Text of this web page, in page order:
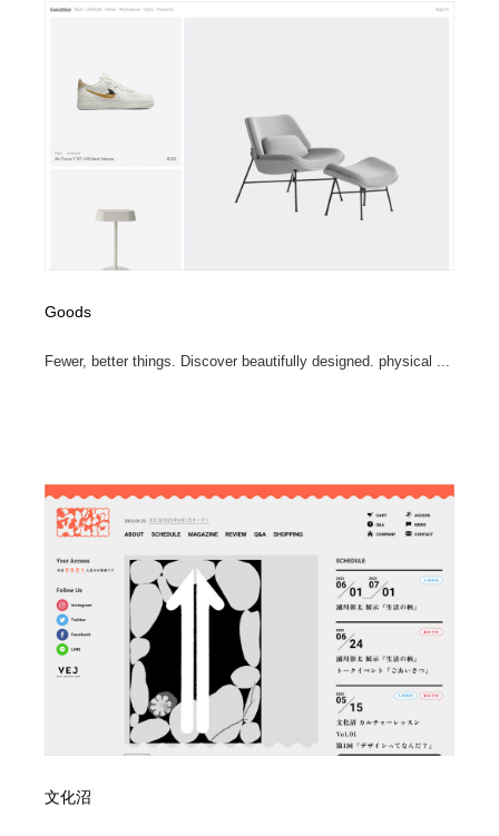
Goods
Fewer, better things. Discover beautifully designed. physical ...
文化沼